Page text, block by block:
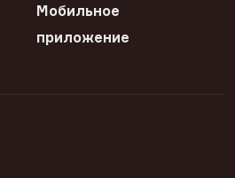
Мобильное
приложение